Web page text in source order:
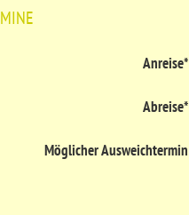
Anreise*
Abreise*
Möglicher Ausweichtermin